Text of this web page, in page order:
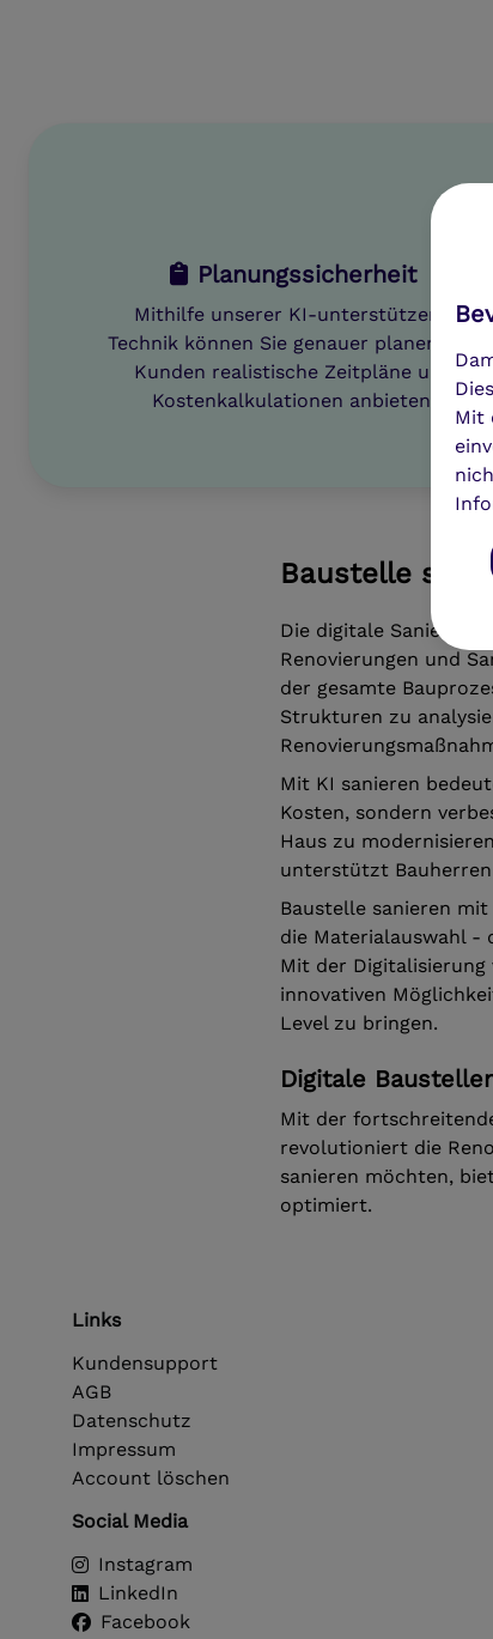
Mit
Planungssicherheit
Mithilfe unserer KI-unterstützend
Technik können Sie genauer planen und
Kunden realistische Zeitpläne und
Kostenkalkulationen anbieten.
Baustelle
Die digitale
Renovierungen und
der gesamte
Strukturen zu
Mit KI sanieren
Kosten, sondern
Haus zu
unterstützt
Baustelle sanieren
die Materialauswahl -
Mit der Digitalisierung
innovativen
Level zu bringen.
Digitale
Mit der
revolutioniert die
sanieren möchten,
optimiert.
Links
Kundensupport
AGB
Datenschutz
Impressum
Account löschen
Social Media
Instagram
LinkedIn
Facebook